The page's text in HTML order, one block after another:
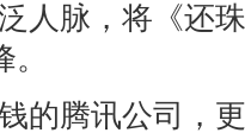
人脉，将《还
腾讯公司，更